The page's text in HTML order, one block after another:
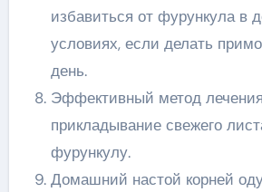
избавиться от фурункула в
условиях, если делать
день.
Эффективный метод
прикладывание свежего
фурункулу.
Домашний настой корней